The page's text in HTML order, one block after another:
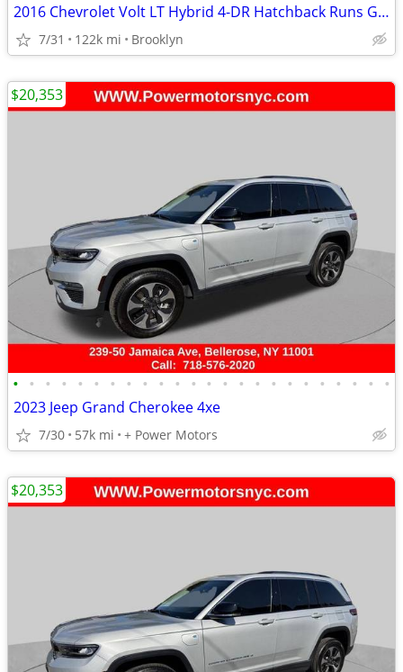
2016 Chevrolet Volt LT Hybrid 4-DR Hatchback Runs Great Clean Chevy
7/31 122k mi Brooklyn
• • • • • • • • • • • • • • • • • • • • • • • •
2023 Jeep Grand Cherokee 4xe
7/30 57k mi + Power Motors
$20,353
$20,353